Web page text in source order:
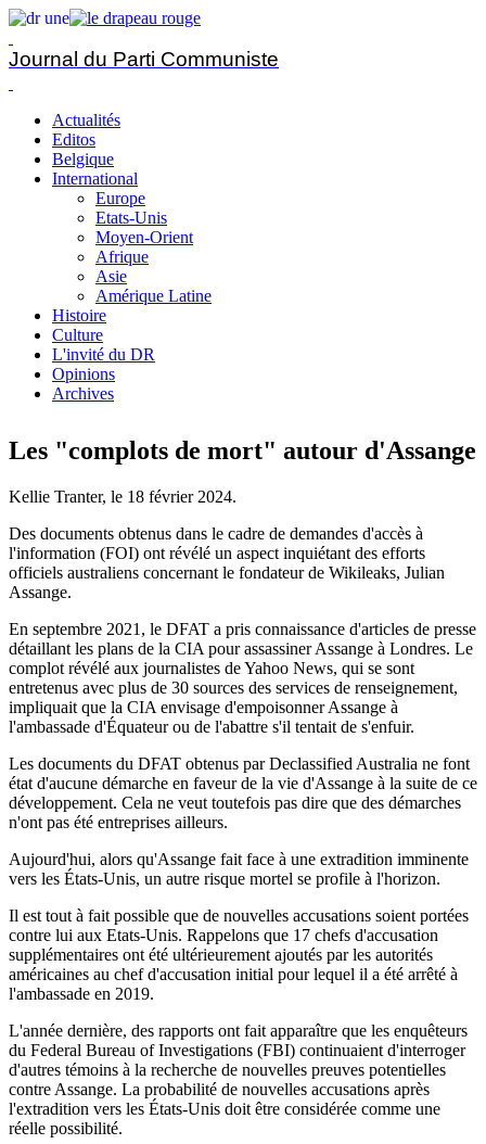
Journal du Parti Communiste
Actualités
Editos
Belgique
International
Europe
Etats-Unis
Moyen-Orient
Afrique
Asie
Amérique Latine
Histoire
Culture
L'invité du DR
Opinions
Archives
Les "complots de mort" autour d'Assange
Kellie Tranter, le 18 février 2024.
Des documents obtenus dans le cadre de demandes d'accès à
l'information (FOI) ont révélé un aspect inquiétant des efforts
officiels australiens concernant le fondateur de Wikileaks, Julian
Assange.
En septembre 2021, le DFAT a pris connaissance d'articles de presse
détaillant les plans de la CIA pour assassiner Assange à Londres. Le
complot révélé aux journalistes de Yahoo News, qui se sont
entretenus avec plus de 30 sources des services de renseignement,
impliquait que la CIA envisage d'empoisonner Assange à
l'ambassade d'Équateur ou de l'abattre s'il tentait de s'enfuir.
Les documents du DFAT obtenus par Declassified Australia ne font
état d'aucune démarche en faveur de la vie d'Assange à la suite de ce
développement. Cela ne veut toutefois pas dire que des démarches
n'ont pas été entreprises ailleurs.
Aujourd'hui, alors qu'Assange fait face à une extradition imminente
vers les États-Unis, un autre risque mortel se profile à l'horizon.
Il est tout à fait possible que de nouvelles accusations soient portées
contre lui aux Etats-Unis. Rappelons que 17 chefs d'accusation
supplémentaires ont été ultérieurement ajoutés par les autorités
américaines au chef d'accusation initial pour lequel il a été arrêté à
l'ambassade en 2019.
L'année dernière, des rapports ont fait apparaître que les enquêteurs
du Federal Bureau of Investigations (FBI) continuaient d'interroger
d'autres témoins à la recherche de nouvelles preuves potentielles
contre Assange. La probabilité de nouvelles accusations après
l'extradition vers les États-Unis doit être considérée comme une
réelle possibilité.